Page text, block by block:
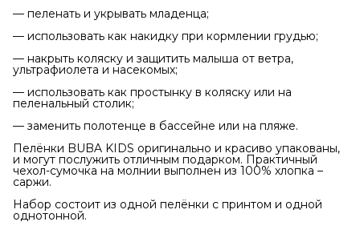
— пеленать и укрывать младенца;
— использовать как накидку при кормлении грудью;
— накрыть коляску и защитить малыша от ветра,
ультрафиолета и насекомых;
— использовать как простынку в коляску или на
пеленальный столик;
— заменить полотенце в бассейне или на пляже.
Пелёнки BUBA KIDS оригинально и красиво упакованы,
и могут послужить отличным подарком. Практичный
чехол-сумочка на молнии выполнен из 100% хлопка –
саржи.
Набор состоит из одной пелёнки с принтом и одной
однотонной.